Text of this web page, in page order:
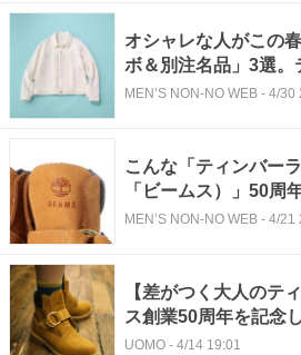
オシャレな人がこの
ボ＆別注名品」3選。
人ジャケット...全部特
MEN’S NON-NO WEB - 4/30
こんな「ティンバー
「ビームス）」50周
ゴアテックスブーツ
MEN’S NON-NO WEB - 4/21
【差がつく大人のテ
ス創業50周年を記念
UOMO - 4/14 19:01